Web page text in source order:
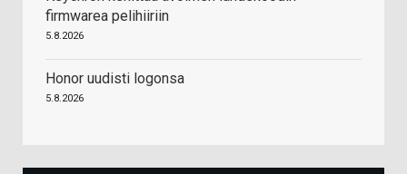
firmwarea pelihiiriin
5.8.2026
Honor uudisti logonsa
5.8.2026